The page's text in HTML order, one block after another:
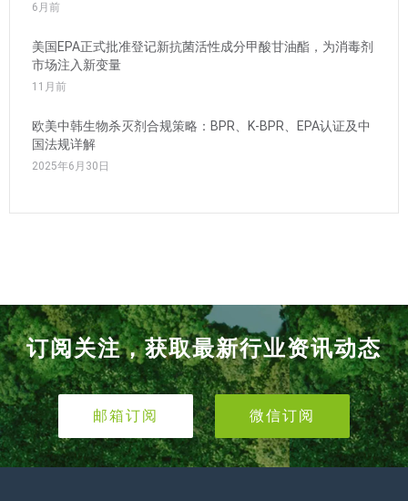
6月前
美国EPA正式批准登记新抗菌活性成分甲酸甘油酯，为消毒剂
市场注入新变量
11月前
欧美中韩生物杀灭剂合规策略：BPR、K-BPR、EPA认证及中
国法规详解
2025年6月30日
订阅关注，获取最新行业资讯动态
邮箱订阅 微信订阅